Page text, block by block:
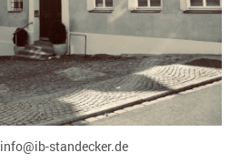
info@ib-standecker.de